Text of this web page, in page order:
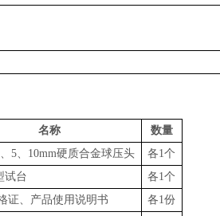
名称
数量
、5、 10mm硬质合金球压头 各1个
试台 各1个
证、产品使用说明书 各1份